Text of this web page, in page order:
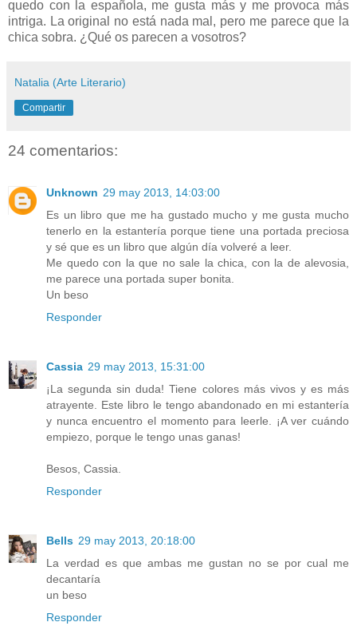
quedo con la española, me gusta más y me provoca más
intriga. La original no está nada mal, pero me parece que la
chica sobra. ¿Qué os parecen a vosotros?
Natalia (Arte Literario)
Compartir
24 comentarios:
Unknown 29 may 2013, 14:03:00
Es un libro que me ha gustado mucho y me gusta mucho
tenerlo en la estantería porque tiene una portada preciosa
y sé que es un libro que algún día volveré a leer.
Me quedo con la que no sale la chica, con la de alevosia,
me parece una portada super bonita.
Un beso
Responder
Cassia 29 may 2013, 15:31:00
¡La segunda sin duda! Tiene colores más vivos y es más
atrayente. Este libro le tengo abandonado en mi estantería
y nunca encuentro el momento para leerle. ¡A ver cuándo
empiezo, porque le tengo unas ganas!
Besos, Cassia.
Responder
Bells 29 may 2013, 20:18:00
La verdad es que ambas me gustan no se por cual me
decantaría
un beso
Responder